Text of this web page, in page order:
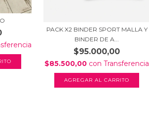
PACK X2 BINDER SPORT MALLA Y
BINDER DE A...
$95.000,00
$85.500,00 con Transferencia
AGREGAR AL CARRITO